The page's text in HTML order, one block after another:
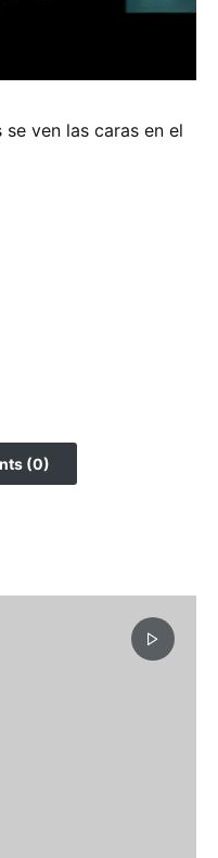
se ven las caras en el
(0)